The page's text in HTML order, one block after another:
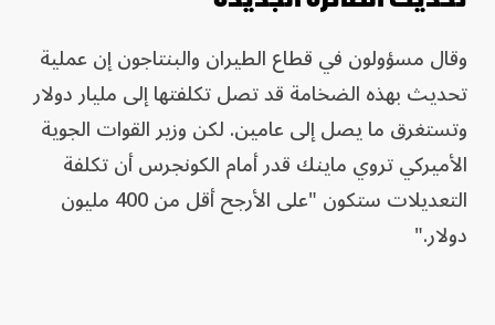
وقال مسؤولون في قطاع الطيران والبنتاجون إن عملية
تحديث بهذه الضخامة قد تصل تكلفتها إلى مليار دولار
وتستغرق ما يصل إلى عامين. لكن وزير القوات الجوية
الأميركي تروي ماينك قدر أمام الكونجرس أن تكلفة
التعديلات ستكون "على الأرجح أقل من 400 مليون
دولار."